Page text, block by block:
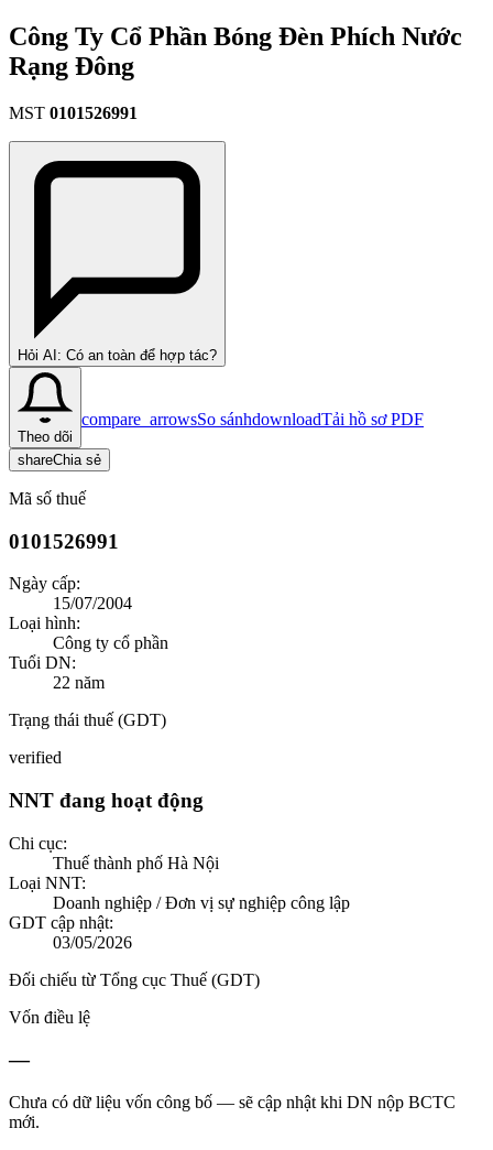
Công Ty Cổ Phần Bóng Đèn Phích Nước
Rạng Đông
MST 0101526991
Hỏi AI: Có an toàn để hợp tác?
Theo dõi
compare_arrowsSo sánhdownloadTải hồ sơ PDF
shareChia sẻ
Mã số thuế
0101526991
Ngày cấp:
15/07/2004
Loại hình:
Công ty cổ phần
Tuổi DN:
22 năm
Trạng thái thuế (GDT)
verified
NNT đang hoạt động
Chi cục:
Thuế thành phố Hà Nội
Loại NNT:
Doanh nghiệp / Đơn vị sự nghiệp công lập
GDT cập nhật:
03/05/2026
Đối chiếu từ Tổng cục Thuế (GDT)
Vốn điều lệ
—
Chưa có dữ liệu vốn công bố — sẽ cập nhật khi DN nộp BCTC
mới.